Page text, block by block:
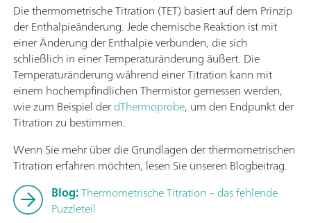
Die thermometrische Titration (TET) basiert auf dem Prinzip
der Enthalpieänderung. Jede chemische Reaktion ist mit
einer Änderung der Enthalpie verbunden, die sich
schließlich in einer Temperaturänderung äußert. Die
Temperaturänderung während einer Titration kann mit
einem hochempfindlichen Thermistor gemessen werden,
wie zum Beispiel derdThermoprobe, um den Endpunkt der
Titration zu bestimmen.
Wenn Sie mehr über die Grundlagen der thermometrischen
Titration erfahren möchten, lesen Sie unseren Blogbeitrag.
Blog:Thermometrische Titration – das fehlende
Puzzleteil